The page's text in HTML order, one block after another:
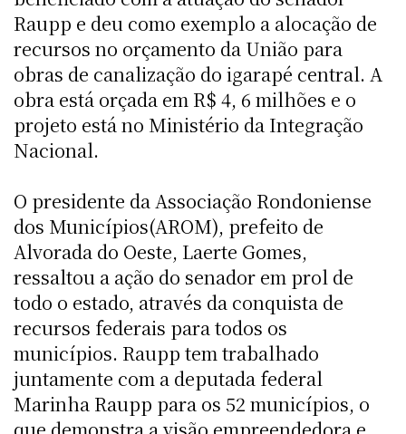
Raupp e deu como exemplo a alocação de
recursos no orçamento da União para
obras de canalização do igarapé central. A
obra está orçada em R$ 4, 6 milhões e o
projeto está no Ministério da Integração
Nacional.
O presidente da Associação Rondoniense
dos Municípios(AROM), prefeito de
Alvorada do Oeste, Laerte Gomes,
ressaltou a ação do senador em prol de
todo o estado, através da conquista de
recursos federais para todos os
municípios. Raupp tem trabalhado
juntamente com a deputada federal
Marinha Raupp para os 52 municípios, o
que demonstra a visão empreendedora e